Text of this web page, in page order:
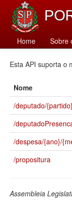
Home Sobre
Catálogo
Esta API suporta o
Nome
/deputado/{partido}
/
/despesa/{ano}/
/propositura
Assembleia